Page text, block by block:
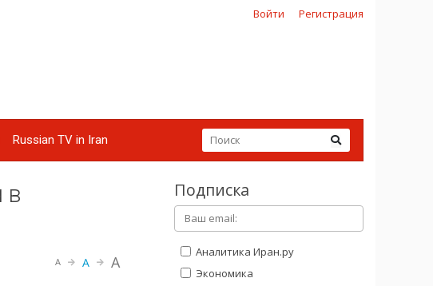
Войти Регистрация
Russian TV in Iran
в
A A A
Подписка
Аналитика Иран.ру
Экономика